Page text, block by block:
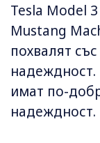
Tesla Model
Mustang
похвалят
надеждност.
имат по-
надеждност.